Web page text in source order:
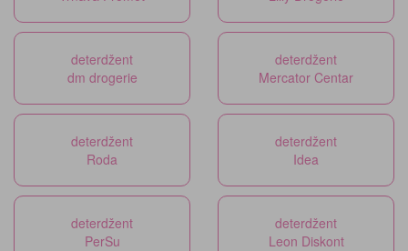
deterdžent
dm drogerie
deterdžent
Mercator Centar
deterdžent
Roda
deterdžent
Idea
deterdžent
PerSu
deterdžent
Leon Diskont